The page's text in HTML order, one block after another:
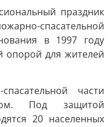
праздник
спасательной
в 1997 году
опорой для жителей
части
Под защитой
20 населенных